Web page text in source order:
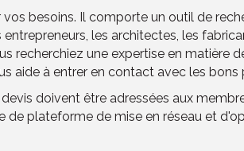
besoins. Il comporte un outil de
les architectes, les
recherchiez une expertise en matière
aide à entrer en contact avec les bons
doivent être adressées aux
de plateforme de mise en réseau et